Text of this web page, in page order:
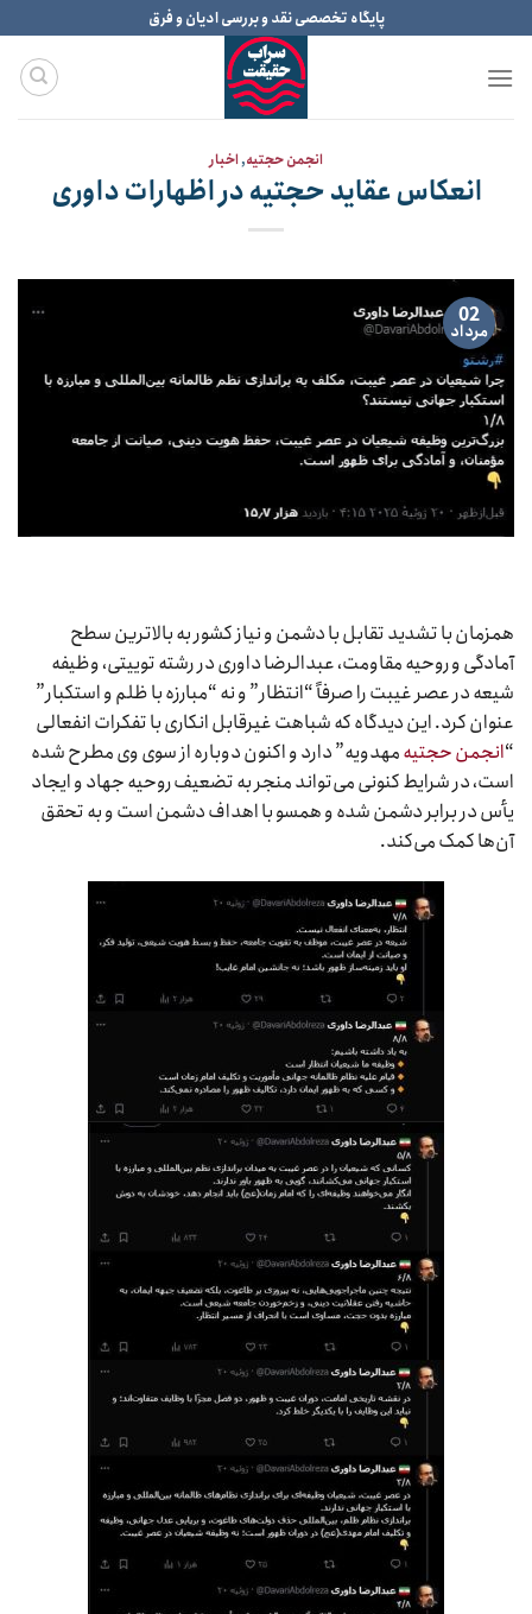
to
content
پایگاه تخصصی نقد و بررسی ادیان و فرق
انجمن حجتیه,اخبار
انعکاس عقاید حجتیه در اظهارات داوری
02
مرداد
همزمان با تشدید تقابل با دشمن و نیاز کشور به بالاترین سطح
آمادگی و روحیه مقاومت، عبدالرضا داوری در رشته توییتی، وظیفه
شیعه در عصر غیبت را صرفاً “انتظار” و نه “مبارزه با ظلم و استکبار”
عنوان کرد. این دیدگاه که شباهت غیرقابل انکاری با تفکرات انفعالی
“انجمن حجتیهمهدویه” دارد و اکنون دوباره از سوی وی مطرح شده
است، در شرایط کنونی می‌تواند منجر به تضعیف روحیه جهاد و ایجاد
یأس در برابر دشمن شده و همسو با اهداف دشمن است و به تحقق
آن‌ها کمک می‌کند.